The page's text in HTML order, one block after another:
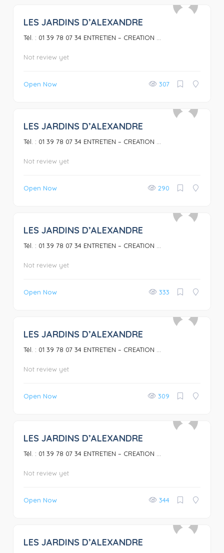
LES JARDINS D’ALEXANDRE
Tél. : 01 39 78 07 34 ENTRETIEN – CREATION ...
Not review yet
Open Now 307
LES JARDINS D’ALEXANDRE
Tél. : 01 39 78 07 34 ENTRETIEN – CREATION ...
Not review yet
Open Now 290
LES JARDINS D’ALEXANDRE
Tél. : 01 39 78 07 34 ENTRETIEN – CREATION ...
Not review yet
Open Now 333
LES JARDINS D’ALEXANDRE
Tél. : 01 39 78 07 34 ENTRETIEN – CREATION ...
Not review yet
Open Now 309
LES JARDINS D’ALEXANDRE
Tél. : 01 39 78 07 34 ENTRETIEN – CREATION ...
Not review yet
Open Now 344
LES JARDINS D’ALEXANDRE